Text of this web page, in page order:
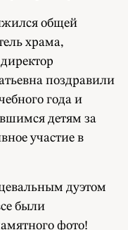
общей
храма,
поздравили
года и
детям за
участие в
дуэтом
были
фото!